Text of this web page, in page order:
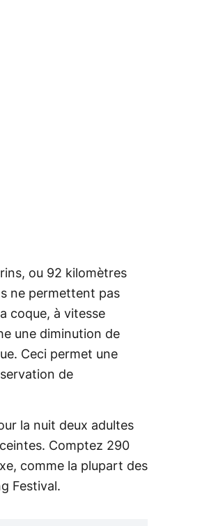
ou 92 kilomètres
ne permettent pas
coque, à vitesse
une diminution de
Ceci permet une
de
la nuit deux adultes
Comptez 290
comme la plupart des
Festival.